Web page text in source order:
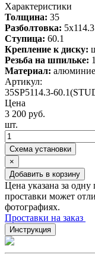
Характеристики
Толщина: 35
Разболтовка: 5x114.3
Ступица: 60.1
Крепление к диску:
Резьба на шпильке:
Материал:
Артикул:
35SP5114.3-
Цена
3 200 руб.
шт.
Схема установки
×
Добавить в корзину
Цена указана за одну
проставки может
фотографиях.
Проставки на заказ
Инструкция